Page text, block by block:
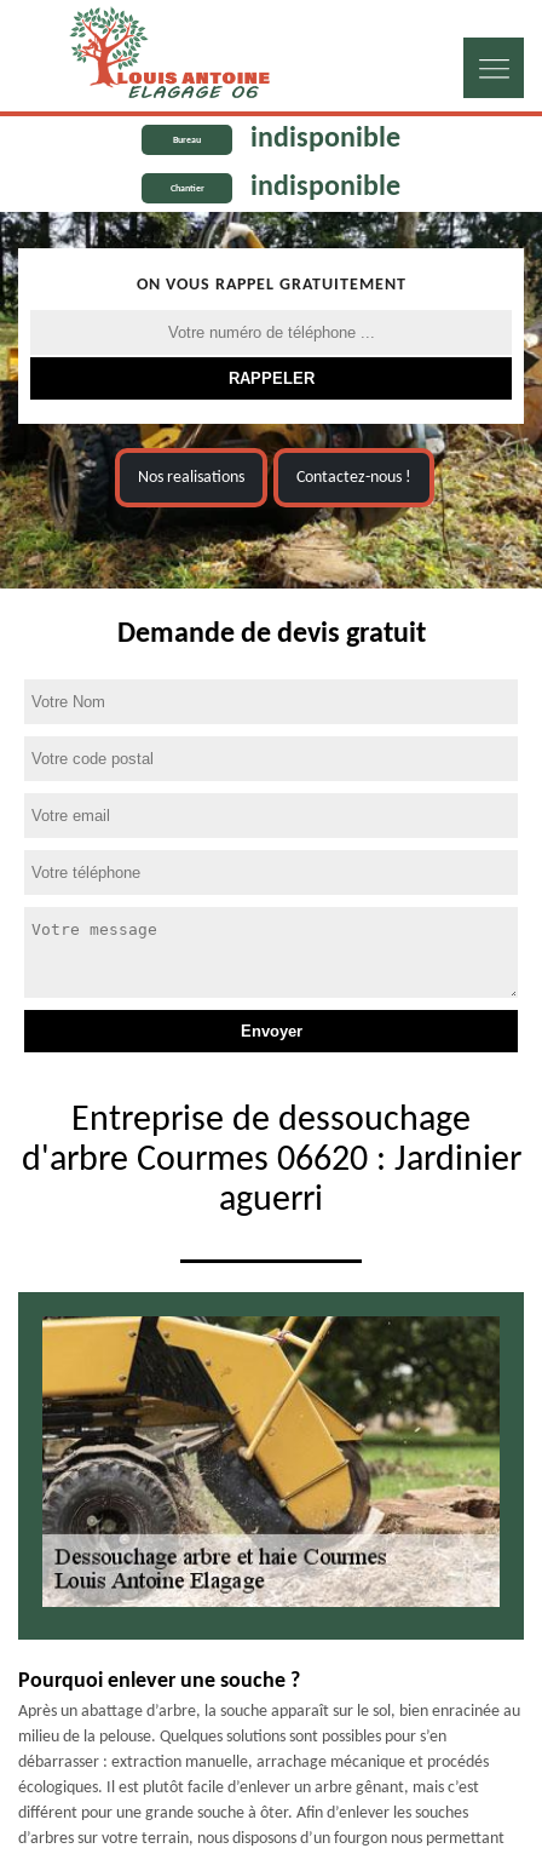
Bureau indisponible
Chantier indisponible
ON VOUS RAPPEL GRATUITEMENT
Nos realisations Contactez-nous !
Demande de devis gratuit
Entreprise de dessouchage
d'arbre Courmes 06620 : Jardinier
aguerri
Pourquoi enlever une souche ?
Après un abattage d’arbre, la souche apparaît sur le sol, bien enracinée au
milieu de la pelouse. Quelques solutions sont possibles pour s’en
débarrasser : extraction manuelle, arrachage mécanique et procédés
écologiques. Il est plutôt facile d’enlever un arbre gênant, mais c’est
différent pour une grande souche à ôter. Afin d’enlever les souches
d’arbres sur votre terrain, nous disposons d’un fourgon nous permettant